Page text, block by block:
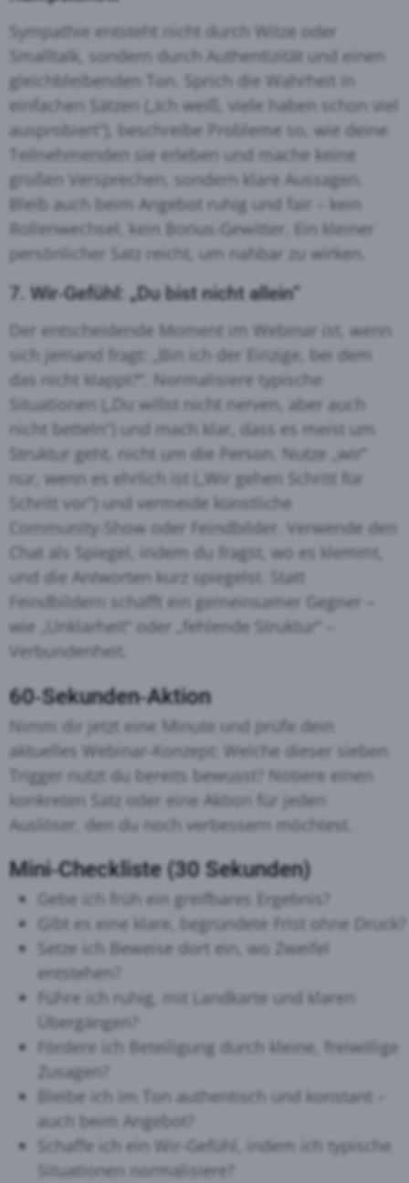
Sympathie entsteht nicht durch Witze oder
Smalltalk, sondern durch Authentizität und einen
gleichbleibenden Ton. Sprich die Wahrheit in
einfachen Sätzen („Ich weiß, viele haben schon viel
ausprobiert“), beschreibe Probleme so, wie deine
Teilnehmenden sie erleben und mache keine
großen Versprechen, sondern klare Aussagen.
Bleib auch beim Angebot ruhig und fair – kein
Rollenwechsel, kein Bonus‑Gewitter. Ein kleiner
persönlicher Satz reicht, um nahbar zu wirken.
7. Wir‑Gefühl: „Du bist nicht allein“
Der entscheidende Moment im Webinar ist, wenn
sich jemand fragt: „Bin ich der Einzige, bei dem
das nicht klappt?“. Normalisiere typische
Situationen („Du willst nicht nerven, aber auch
nicht betteln“) und mach klar, dass es meist um
Struktur geht, nicht um die Person. Nutze „wir“
nur, wenn es ehrlich ist („Wir gehen Schritt für
Schritt vor“) und vermeide künstliche
Community‑Show oder Feindbilder. Verwende den
Chat als Spiegel, indem du fragst, wo es klemmt,
und die Antworten kurz spiegelst. Statt
Feindbildern schafft ein gemeinsamer Gegner –
wie „Unklarheit“ oder „fehlende Struktur“ –
Verbundenheit.
60‑Sekunden‑Aktion
Nimm dir jetzt eine Minute und prüfe dein
aktuelles Webinar‑Konzept: Welche dieser sieben
Trigger nutzt du bereits bewusst? Notiere einen
konkreten Satz oder eine Aktion für jeden
Auslöser, den du noch verbessern möchtest.
Mini‑Checkliste (30 Sekunden)
Gebe ich früh ein greifbares Ergebnis?
Gibt es eine klare, begründete Frist ohne Druck?
Setze ich Beweise dort ein, wo Zweifel
entstehen?
Führe ich ruhig, mit Landkarte und klaren
Übergängen?
Fördere ich Beteiligung durch kleine, freiwillige
Zusagen?
Bleibe ich im Ton authentisch und konstant –
auch beim Angebot?
Schaffe ich ein Wir‑Gefühl, indem ich typische
Situationen normalisiere?